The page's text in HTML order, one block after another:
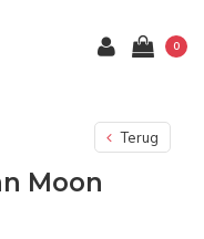
0
Terug
Moon